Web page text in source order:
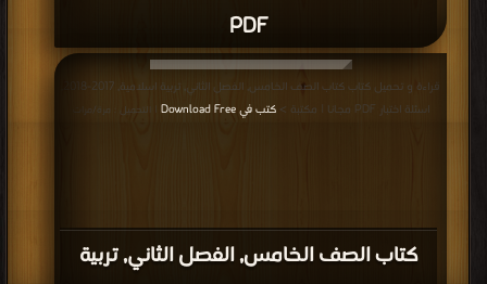
PDF
كتاب الصف الخامس, الفصل الثاني, تربية
اسئلة اختبار PDF مجانا | مكتبة >
كتب في Download Free | التحميل : مرة/مرات